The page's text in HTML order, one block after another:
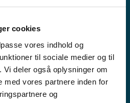
cookies
vores indhold og
til sociale medier og til
deler også oplysninger om
med vores partnere inden for
og
I SKOLEN
for
videregående